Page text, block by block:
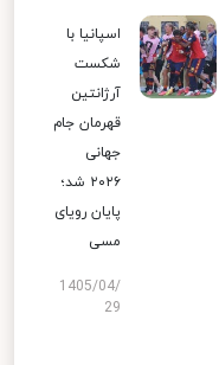
اسپانیا با
شکست
آرژانتین
قهرمان جام
جهانی
۲۰۲۶ شد؛
پایان رویای
مسی
1405/04/
29